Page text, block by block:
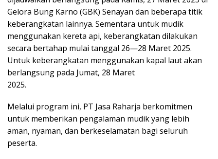
Gelora Bung Karno (GBK) Senayan dan beberapa titik
keberangkatan lainnya. Sementara untuk mudik
menggunakan kereta api, keberangkatan dilakukan
secara bertahap mulai tanggal 26—28 Maret 2025.
Untuk keberangkatan menggunakan kapal laut akan
berlangsung pada Jumat, 28 Maret
2025.
Melalui program ini, PT Jasa Raharja berkomitmen
untuk memberikan pengalaman mudik yang lebih
aman, nyaman, dan berkeselamatan bagi seluruh
peserta.